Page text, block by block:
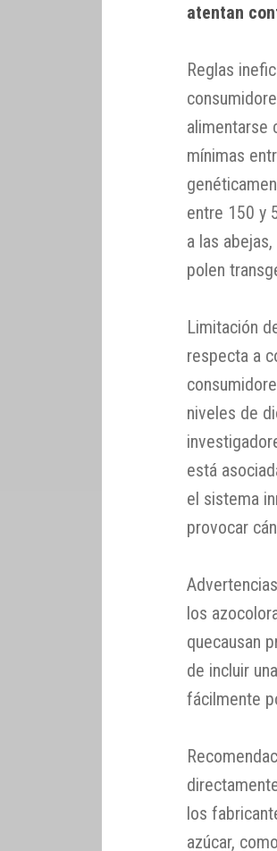
atentan
Reglas
alimentarse
mínimas
entre 150 y
a las
polen
Limitación
respecta a
niveles de
está
el sistema
provocar
los
quecausan
de incluir
fácilmente
los
azúcar,